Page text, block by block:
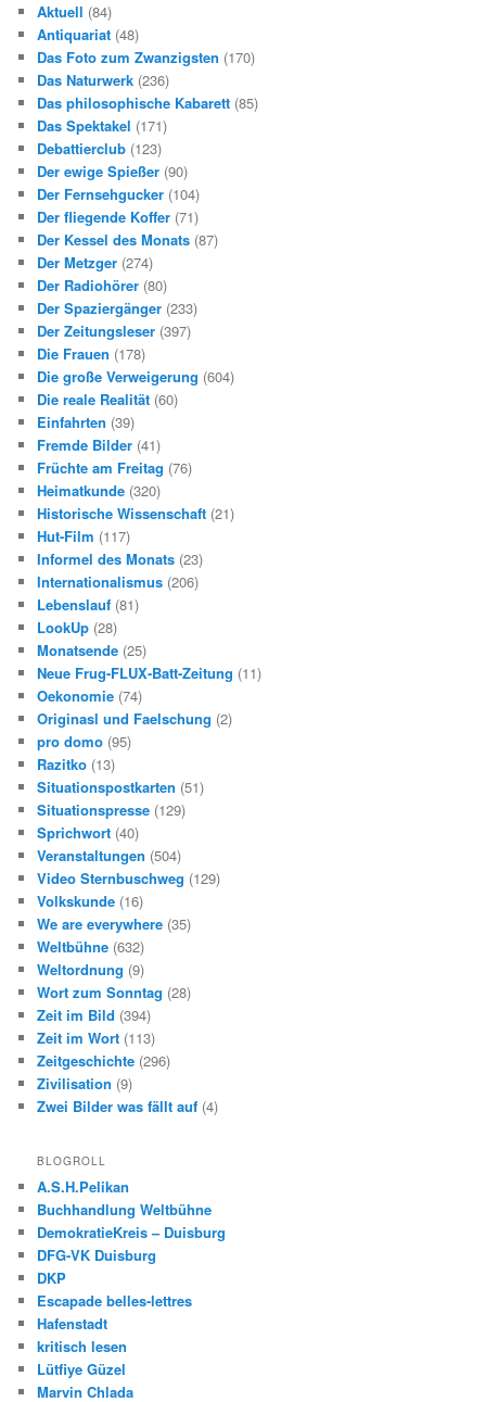
Aktuell (84)
Antiquariat (48)
Das Foto zum Zwanzigsten (170)
Das Naturwerk (236)
Das philosophische Kabarett (85)
Das Spektakel (171)
Debattierclub (123)
Der ewige Spießer (90)
Der Fernsehgucker (104)
Der fliegende Koffer (71)
Der Kessel des Monats (87)
Der Metzger (274)
Der Radiohörer (80)
Der Spaziergänger (233)
Der Zeitungsleser (397)
Die Frauen (178)
Die große Verweigerung (604)
Die reale Realität (60)
Einfahrten (39)
Fremde Bilder (41)
Früchte am Freitag (76)
Heimatkunde (320)
Historische Wissenschaft (21)
Hut-Film (117)
Informel des Monats (23)
Internationalismus (206)
Lebenslauf (81)
LookUp (28)
Monatsende (25)
Neue Frug-FLUX-Batt-Zeitung (11)
Oekonomie (74)
Originasl und Faelschung (2)
pro domo (95)
Razitko (13)
Situationspostkarten (51)
Situationspresse (129)
Sprichwort (40)
Veranstaltungen (504)
Video Sternbuschweg (129)
Volkskunde (16)
We are everywhere (35)
Weltbühne (632)
Weltordnung (9)
Wort zum Sonntag (28)
Zeit im Bild (394)
Zeit im Wort (113)
Zeitgeschichte (296)
Zivilisation (9)
Zwei Bilder was fällt auf (4)
BLOGROLL
A.S.H.Pelikan
Buchhandlung Weltbühne
DemokratieKreis – Duisburg
DFG-VK Duisburg
DKP
Escapade belles-lettres
Hafenstadt
kritisch lesen
Lütfiye Güzel
Marvin Chlada